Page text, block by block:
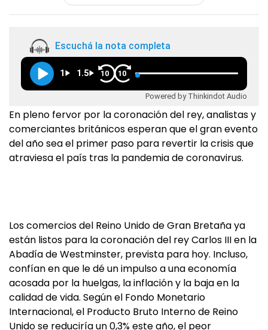
Escuchá la nota completa
1 1.5 10 10
Powered by Thinkindot Audio
En pleno fervor por la coronación del rey, analistas y
comerciantes británicos esperan que el gran evento
del año sea el primer paso para revertir la crisis que
atraviesa el país tras la pandemia de coronavirus.
Los comercios del Reino Unido de Gran Bretaña ya
están listos para la coronación del rey Carlos III en la
Abadía de Westminster, prevista para hoy. Incluso,
confían en que le dé un impulso a una economía
acosada por la huelgas, la inflación y la baja en la
calidad de vida. Según el Fondo Monetario
Internacional, el Producto Bruto Interno de Reino
Unido se reduciría un 0,3% este año, el peor